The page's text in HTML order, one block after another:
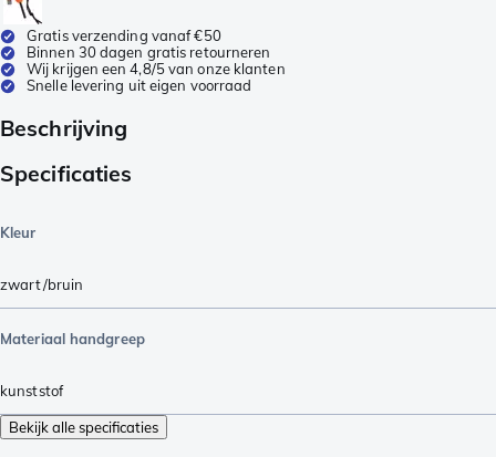
Gratis verzending vanaf €50
Binnen 30 dagen gratis retourneren
Wij krijgen een 4,8/5 van onze klanten
Snelle levering uit eigen voorraad
Beschrijving
Specificaties
Kleur
zwart/bruin
Materiaal handgreep
kunststof
Bekijk alle specificaties